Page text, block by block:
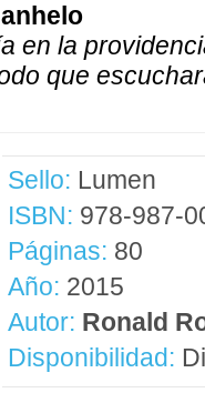
en la
que
Sello: Lumen
ISBN: 978-987-
Páginas: 80
Año: 2015
Autor: Ronald
Disponibilidad: